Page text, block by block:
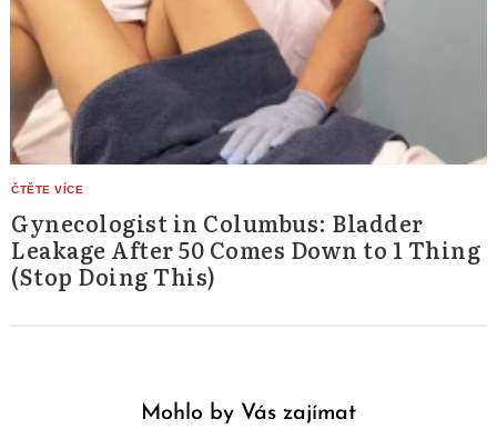
Gynecologist in Columbus: Bladder
Leakage After 50 Comes Down to 1 Thing
(Stop Doing This)
Mohlo by Vás zajímat